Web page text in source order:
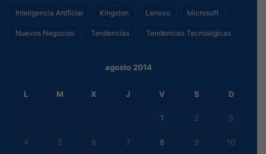
Inteligencia Artificial Kingston Lenovo Microsoft
Nuevos Negocios Tendencias Tendencias Tecnológicas
agosto 2014
L M X J V S D
1 2 3
4 5 6 7 8 9 10